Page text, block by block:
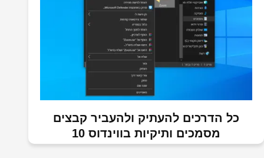
כל הדרכים להעתיק ולהעביר קבצים
מסמכים ותיקיות בווינדוס 10